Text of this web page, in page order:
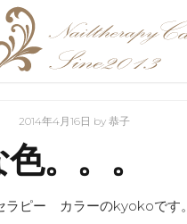
2014年4月16日 by 恭子
。。。
ラピー カラーのkyokoです。